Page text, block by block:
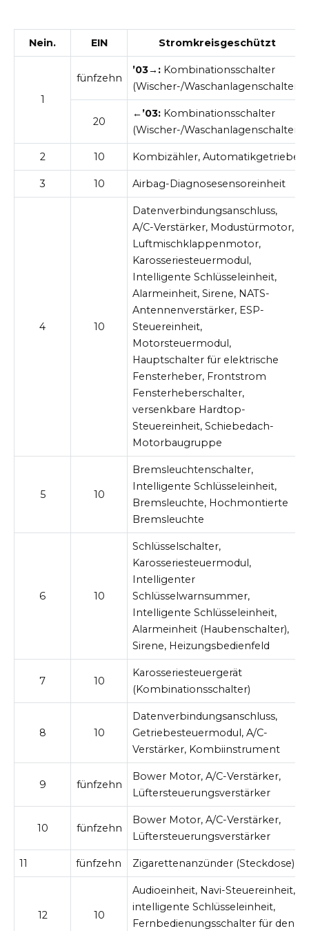
Nein. EIN Stromkreisgeschützt
1
fünfzehn
’03→: Kombinationsschalter
(Wischer-/Waschanlagenschalter)
20
←’03: Kombinationsschalter
(Wischer-/Waschanlagenschalter)
2 10 Kombizähler, Automatikgetriebe
3 10 Airbag-Diagnosesensoreinheit
4 10
Datenverbindungsanschluss,
A/C-Verstärker, Modustürmotor,
Luftmischklappenmotor,
Karosseriesteuermodul,
Intelligente Schlüsseleinheit,
Alarmeinheit, Sirene, NATS-
Antennenverstärker, ESP-
Steuereinheit,
Motorsteuermodul,
Hauptschalter für elektrische
Fensterheber, Frontstrom
Fensterheberschalter,
versenkbare Hardtop-
Steuereinheit, Schiebedach-
Motorbaugruppe
5 10
Bremsleuchtenschalter,
Intelligente Schlüsseleinheit,
Bremsleuchte, Hochmontierte
Bremsleuchte
6 10
Schlüsselschalter,
Karosseriesteuermodul,
Intelligenter
Schlüsselwarnsummer,
Intelligente Schlüsseleinheit,
Alarmeinheit (Haubenschalter),
Sirene, Heizungsbedienfeld
7 10
Karosseriesteuergerät
(Kombinationsschalter)
8 10
Datenverbindungsanschluss,
Getriebesteuermodul, A/C-
Verstärker, Kombiinstrument
9 fünfzehn
Bower Motor, A/C-Verstärker,
Lüftersteuerungsverstärker
10 fünfzehn
Bower Motor, A/C-Verstärker,
Lüftersteuerungsverstärker
11 fünfzehn Zigarettenanzünder (Steckdose)
12 10
Audioeinheit, Navi-Steuereinheit,
intelligente Schlüsseleinheit,
Fernbedienungsschalter für den